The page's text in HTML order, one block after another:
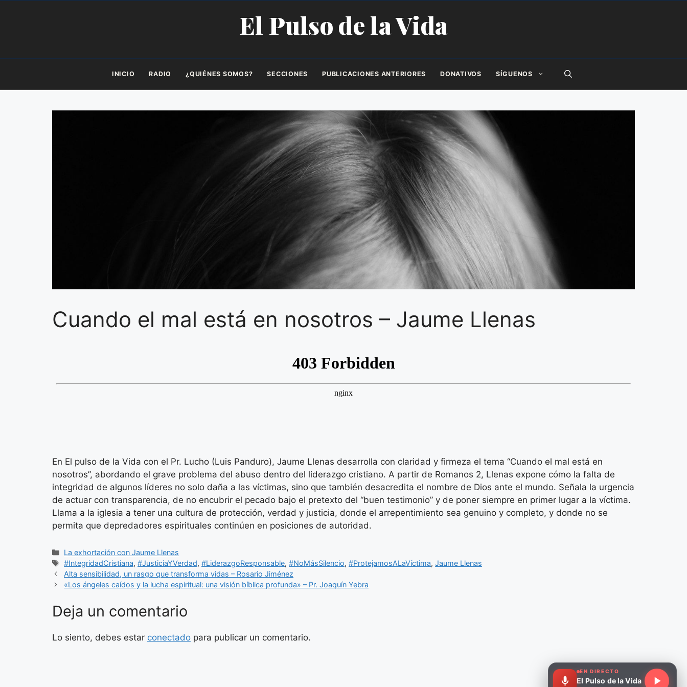
El Pulso de la Vida
EN DIRECTO
El Pulso de la Vida
INICIO RADIO ¿QUIÉNES SOMOS? SECCIONES PUBLICACIONES ANTERIORES DONATIVOS SÍGUENOS
Cuando el mal está en nosotros – Jaume Llenas
En El pulso de la Vida con el Pr. Lucho (Luis Panduro), Jaume Llenas desarrolla con claridad y firmeza el tema “Cuando el mal está en
nosotros”, abordando el grave problema del abuso dentro del liderazgo cristiano. A partir de Romanos 2, Llenas expone cómo la falta de
integridad de algunos líderes no solo daña a las víctimas, sino que también desacredita el nombre de Dios ante el mundo. Señala la urgencia
de actuar con transparencia, de no encubrir el pecado bajo el pretexto del “buen testimonio” y de poner siempre en primer lugar a la víctima.
Llama a la iglesia a tener una cultura de protección, verdad y justicia, donde el arrepentimiento sea genuino y completo, y donde no se
permita que depredadores espirituales continúen en posiciones de autoridad.
Categorías
La exhortación con Jaume Llenas
Etiquetas
#IntegridadCristiana,#JusticiaYVerdad,#LiderazgoResponsable,#NoMásSilencio,#ProtejamosALaVíctima,Jaume Llenas
Alta sensibilidad, un rasgo que transforma vidas – Rosario Jiménez
«Los ángeles caídos y la lucha espiritual: una visión bíblica profunda» – Pr. Joaquín Yebra
Deja un comentario
Lo siento, debes estar conectado para publicar un comentario.